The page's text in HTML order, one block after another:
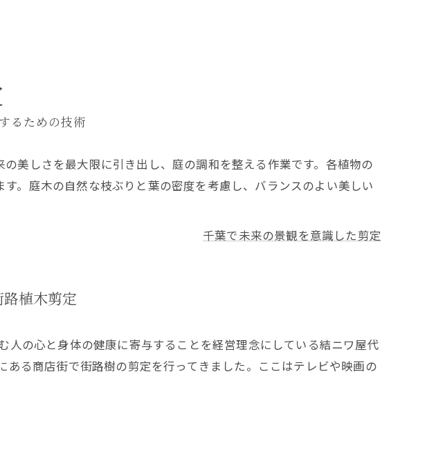
るための技術
美しさを最大限に引き出し、庭の調和を整える作業です。各植物の
。庭木の自然な枝ぶりと葉の密度を考慮し、バランスのよい美しい
千葉で未来の景観を意識した剪定
植木剪定
人の心と身体の健康に寄与することを経営理念にしている結ニワ屋代
ある商店街で街路樹の剪定を行ってきました。ここはテレビや映画の